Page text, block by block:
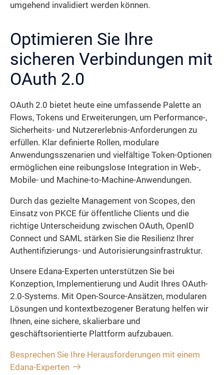
umgehend invalidiert werden können.
Optimieren Sie Ihre
sicheren Verbindungen mit
OAuth 2.0
OAuth 2.0 bietet heute eine umfassende Palette an
Flows, Tokens und Erweiterungen, um Performance-,
Sicherheits- und Nutzer­erlebnis-Anforderungen zu
erfüllen. Klar definierte Rollen, modulare
Anwendungsszenarien und vielfältige Token-Optionen
ermöglichen eine reibungslose Integration in Web-,
Mobile- und Machine-to-Machine-Anwendungen.
Durch das gezielte Management von Scopes, den
Einsatz von PKCE für öffentliche Clients und die
richtige Unterscheidung zwischen OAuth, OpenID
Connect und SAML stärken Sie die Resilienz Ihrer
Authentifizierungs- und Autorisierungsinfrastruktur.
Unsere Edana-Experten unterstützen Sie bei
Konzeption, Implementierung und Audit Ihres OAuth-
2.0-Systems. Mit Open-Source-Ansätzen, modularen
Lösungen und kontextbezogener Beratung helfen wir
Ihnen, eine sichere, skalierbare und
geschäftsorientierte Plattform aufzubauen.
Besprechen Sie Ihre Herausforderungen mit einem
Edana-Experten